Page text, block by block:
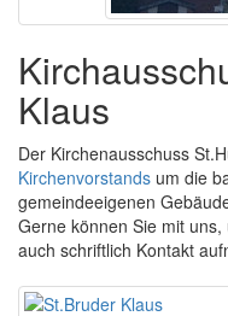
Klaus
Der Kirchenausschuss
Kirchenvorstands um die
gemeindeeigenen
Gerne können Sie mit uns,
auch schriftlich Kontakt